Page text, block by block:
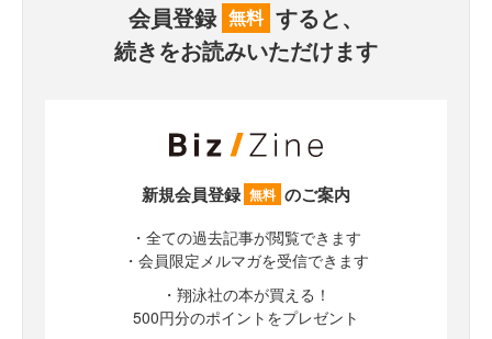
会員登録 無料 すると、
続きをお読みいただけます
新規会員登録 無料 のご案内
・全ての過去記事が閲覧できます
・会員限定メルマガを受信できます
・翔泳社の本が買える！
500円分のポイントをプレゼント